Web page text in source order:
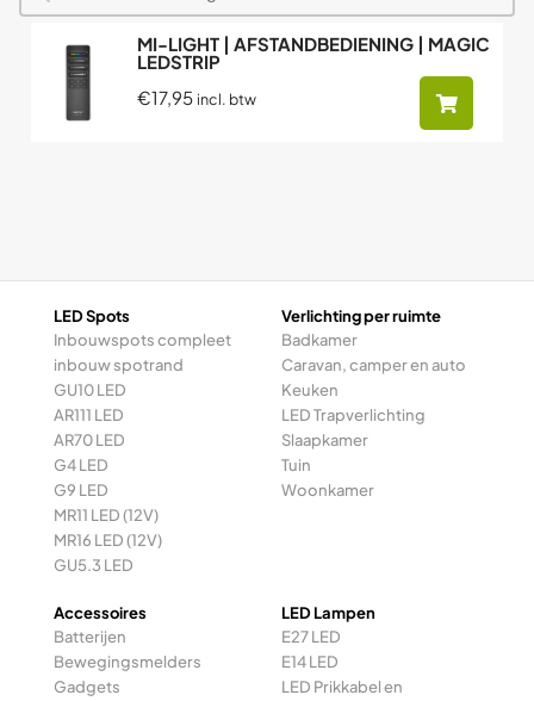
MI-LIGHT | AFSTANDBEDIENING | MAGIC
LEDSTRIP
€17,95 incl. btw
LED Spots
Inbouwspots compleet
inbouw spotrand
GU10 LED
AR111 LED
AR70 LED
G4 LED
G9 LED
MR11 LED (12V)
MR16 LED (12V)
GU5.3 LED
Verlichting per ruimte
Badkamer
Caravan, camper en auto
Keuken
LED Trapverlichting
Slaapkamer
Tuin
Woonkamer
Accessoires
Batterijen
Bewegingsmelders
Gadgets
LED Lampen
E27 LED
E14 LED
LED Prikkabel en